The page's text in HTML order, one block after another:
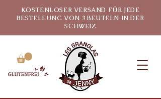
KOSTENLOSER VERSAND FÜR JEDE
BESTELLUNG VON 3 BEUTELN IN DER
SCHWEIZ